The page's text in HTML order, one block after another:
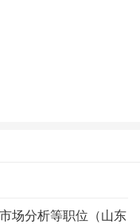
场分析等职位（山东